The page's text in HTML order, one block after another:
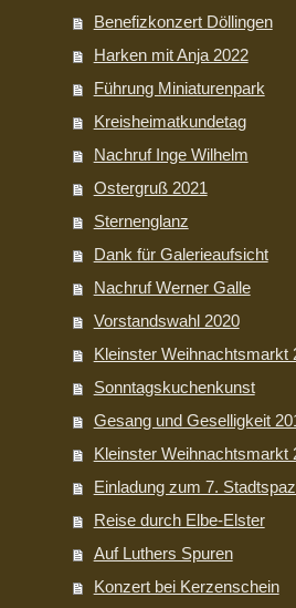
Benefizkonzert Döllingen
Harken mit Anja 2022
Führung Miniaturenpark
Kreisheimatkundetag
Nachruf Inge Wilhelm
Ostergruß 2021
Sternenglanz
Dank für Galerieaufsicht
Nachruf Werner Galle
Vorstandswahl 2020
Kleinster Weihnachtsmarkt
Sonntagskuchenkunst
Gesang und Geselligkeit
Kleinster Weihnachtsmarkt
Einladung zum 7.
Reise durch Elbe-Elster
Auf Luthers Spuren
Konzert bei Kerzenschein